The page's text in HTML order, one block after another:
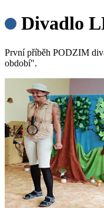
Divadlo
První příběh PODZIM
období".